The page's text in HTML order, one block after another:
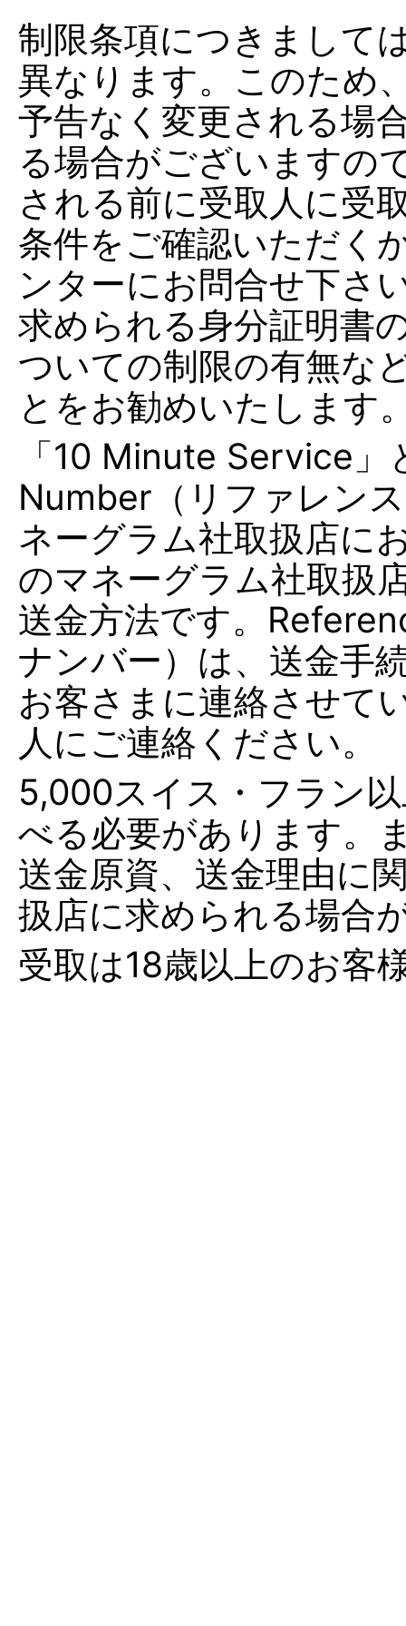
制限条項につきまして
異なります。このため
予告なく変更される場
る場合がございますの
される前に受取人に受
条件をご確認いただく
ンターにお問合せ下さ
求められる身分証明書
ついての制限の有無な
とをお勧めいたします
「10 Minute Service
Number（リファレン
ネーグラム社取扱店に
のマネーグラム社取扱
送金方法です。
ナンバー）は、送金手
お客さまに連絡させて
人にご連絡ください。
5,000スイス・フラン
べる必要があります。
送金原資、送金理由に
扱店に求められる場合
受取は18歳以上のお客